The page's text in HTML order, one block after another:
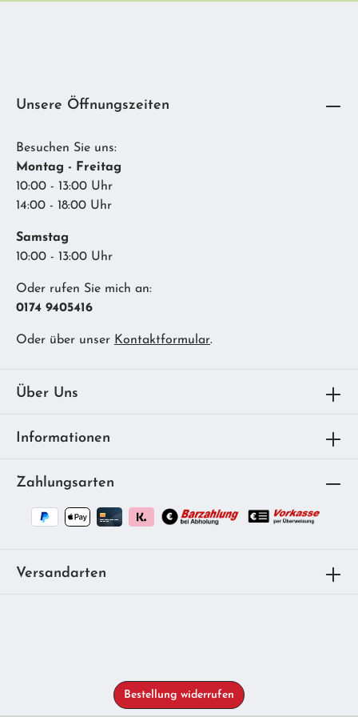
Unsere Öffnungszeiten
Besuchen Sie uns:
Montag - Freitag
10:00 - 13:00 Uhr
14:00 - 18:00 Uhr
Samstag
10:00 - 13:00 Uhr
Oder rufen Sie mich an:
0174 9405416
Oder über unser Kontaktformular.
Über Uns
Informationen
Zahlungsarten
Versandarten
Bestellung widerrufen